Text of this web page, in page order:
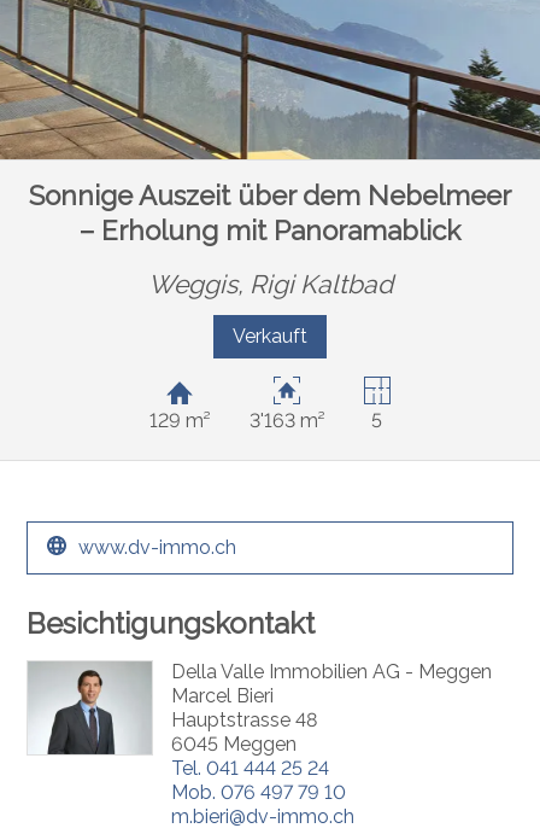
Sonnige Auszeit über dem Nebelmeer
– Erholung mit Panoramablick
Weggis, Rigi Kaltbad
Verkauft
129 m² 3'163 m² 5
www.dv-immo.ch
Besichtigungskontakt
Della Valle Immobilien AG - Meggen
Marcel Bieri
Hauptstrasse 48
6045 Meggen
Tel. 041 444 25 24
Mob. 076 497 79 10
m.bieri@dv-immo.ch